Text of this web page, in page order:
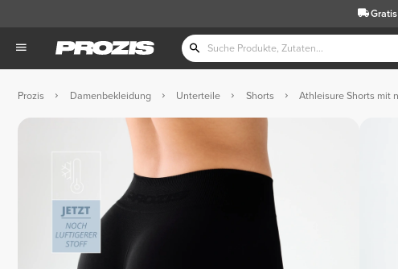
Prozis Damenbekleidung Unterteile Shorts Athleisure Shorts mit